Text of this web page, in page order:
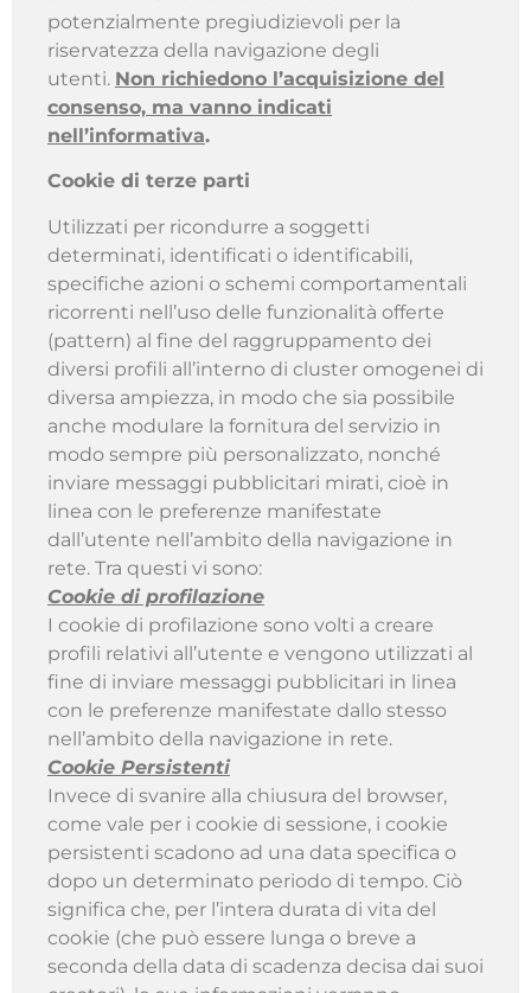
potenzialmente pregiudizievoli per la
riservatezza della navigazione degli
utenti. Non richiedono l’acquisizione del
consenso, ma vanno indicati
nell’informativa.
Cookie di terze parti
Utilizzati per ricondurre a soggetti
determinati, identificati o identificabili,
specifiche azioni o schemi comportamentali
ricorrenti nell’uso delle funzionalità offerte
(pattern) al fine del raggruppamento dei
diversi profili all’interno di cluster omogenei di
diversa ampiezza, in modo che sia possibile
anche modulare la fornitura del servizio in
modo sempre più personalizzato, nonché
inviare messaggi pubblicitari mirati, cioè in
linea con le preferenze manifestate
dall’utente nell’ambito della navigazione in
rete. Tra questi vi sono:
Cookie di profilazione
I cookie di profilazione sono volti a creare
profili relativi all’utente e vengono utilizzati al
fine di inviare messaggi pubblicitari in linea
con le preferenze manifestate dallo stesso
nell’ambito della navigazione in rete.
Cookie Persistenti
Invece di svanire alla chiusura del browser,
come vale per i cookie di sessione, i cookie
persistenti scadono ad una data specifica o
dopo un determinato periodo di tempo. Ciò
significa che, per l’intera durata di vita del
cookie (che può essere lunga o breve a
seconda della data di scadenza decisa dai suoi